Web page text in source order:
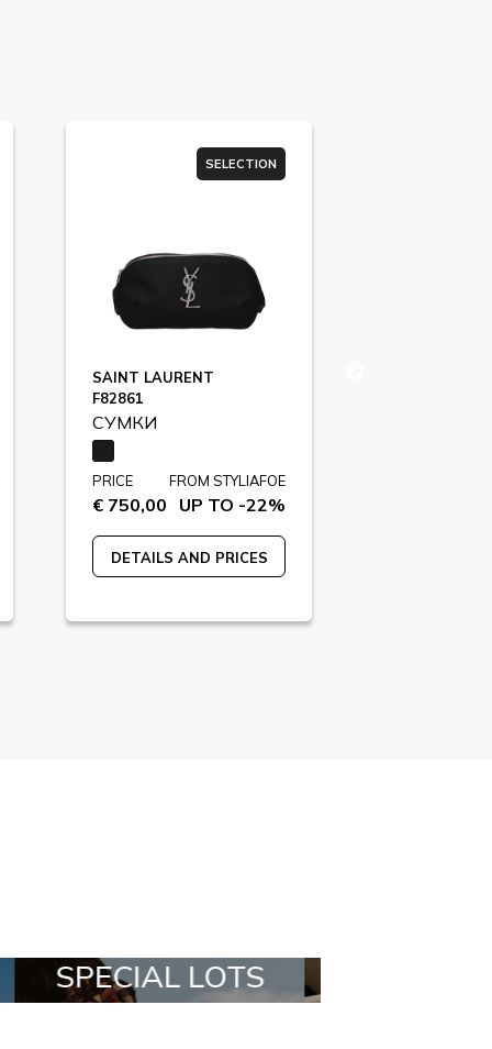
SELECTION
SAINT LAURENT
F82861
СУМКИ
PRICE
€ 750,00
FROM STYLIAFOE
UP TO -22%
DETAILS AND PRICES
ALL IN A BOX